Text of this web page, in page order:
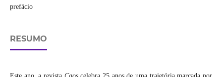
prefácio
RESUMO